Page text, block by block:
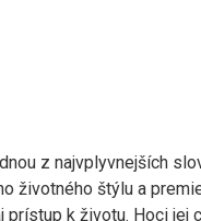
z najvplyvnejších
životného štýlu a
k životu. Hoci jej